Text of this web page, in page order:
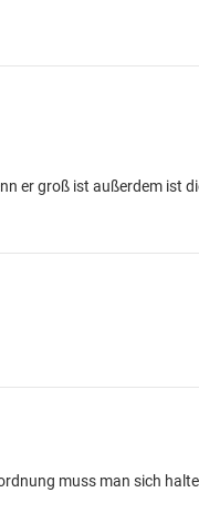
er groß ist außerdem ist
muss man sich